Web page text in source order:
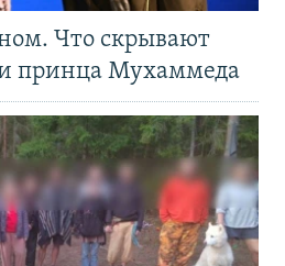
Что скрывают
принца Мухаммеда